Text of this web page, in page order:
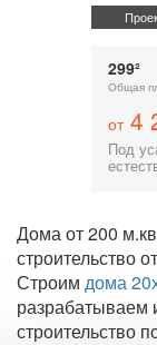
299²
Общая
от4
Под
Дома от 200
строительство
Строим дома
разрабатываем
строительство